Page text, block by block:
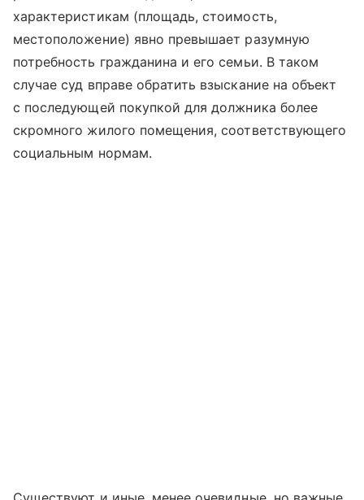
характеристикам (площадь, стоимость,
местоположение) явно превышает разумную
потребность гражданина и его семьи. В таком
случае суд вправе обратить взыскание на объект
с последующей покупкой для должника более
скромного жилого помещения, соответствующего
социальным нормам.